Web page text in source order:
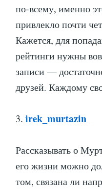
по-всему, именно
привлекло почти
Кажется, для
рейтинги нужны
записи —
друзей. Каждому
3. irek_murtazin
Рассказывать о
его жизни можно
том, связана ли